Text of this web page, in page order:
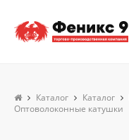
Каталог Каталог
Оптоволоконные катушки